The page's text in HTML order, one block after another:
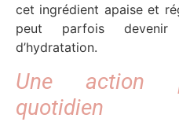
cet ingrédient apaise et
peut parfois devenir
d’hydratation.
Une action
quotidien